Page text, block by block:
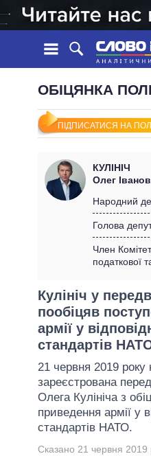
СТРІЧКА
ПОДІЇ
СТАТТІ
ДУМКИ
ОГЛЯДИ
ДАЙДЖЕСТИ
УСІ ПОЛІТИКИ
ПРЕЗИДЕНТ І ОФІС
КАБІНЕТ МІНІСТРІВ
ГОЛОВИ
ВСІ ПЕРСОНИ
ОБІЦЯНКА
ПІДПИСАТИСЯ НА
КУЛІНІЧ
Олег
Народний
Голова
Член
податкової
Кулініч у
пообіцяв
армії у
стандартів
21 червня 2019
зареєстрована
Олега Кулініча з
приведення армії у
стандартів НАТО.
Сказано 21 червня 2019